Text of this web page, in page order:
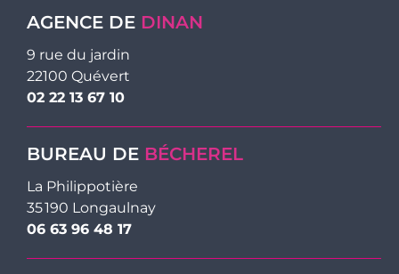
AGENCE DE DINAN
9 rue du jardin
22100 Quévert
02 22 13 67 10
BUREAU DE BÉCHEREL
La Philippotière
35 190 Longaulnay
06 63 96 48 17